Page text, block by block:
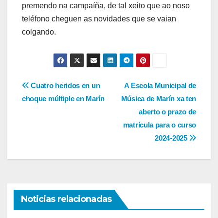
premendo na campaíña, de tal xeito que ao noso
teléfono cheguen as novidades que se vaian
colgando.
Navegación
de
A Escola Municipal de
Música de Marín xa ten
aberto o prazo de
matrícula para o curso
2024-2025
Cuatro heridos en un
choque múltiple en Marín
Noticias relacionadas